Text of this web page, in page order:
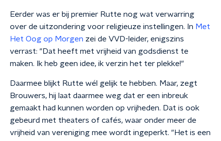
Eerder was er bij premier Rutte nog wat verwarring
over de uitzondering voor religieuze instellingen. In Met
Het Oog op Morgen zei de VVD-leider, enigszins
verrast: "Dat heeft met vrijheid van godsdienst te
maken. Ik heb geen idee, ik verzin het ter plekke!"
Daarmee blijkt Rutte wél gelijk te hebben. Maar, zegt
Brouwers, hij laat daarmee weg dat er een inbreuk
gemaakt had kunnen worden op vrijheden. Dat is ook
gebeurd met theaters of cafés, waar onder meer de
vrijheid van vereniging mee wordt ingeperkt. "Het is een